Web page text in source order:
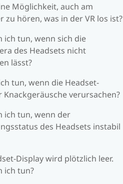
Möglichkeit, auch am
zu hören, was in der VR los ist?
ich tun, wenn sich die
des Headsets nicht
lässt?
tun, wenn die Headset-
verursachen?
ich tun, wenn der
des Headsets instabil
Display wird plötzlich leer.
ich tun?